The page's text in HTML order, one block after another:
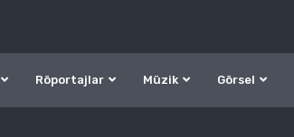
Röportajlar Müzik Görsel